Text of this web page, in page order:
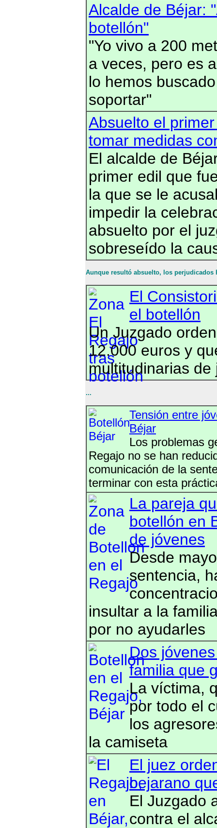
Alcalde de Béjar:
botellón"
"Yo vivo a 200
a veces, pero es
lo hemos
soportar"
Absuelto el
tomar medidas
El alcalde de
primer edil que
la que se le
impedir la
absuelto por el
sobreseído la
Aunque resultó absuelto, los perjudicados
El
el botellón
Un Juzgado
12.000 euros y
multitudinarias
...
Tensión entre
Béjar
Los problemas
Regajo no se han
comunicación de la
terminar con esta
La pareja
botellón en
de jóvenes
Desde
sentencia,
insultar a la
por no ayudarles
Dos
familia que
La víctima,
por todo el
los
la camiseta
El juez
bejarano
El Juzgado
contra el